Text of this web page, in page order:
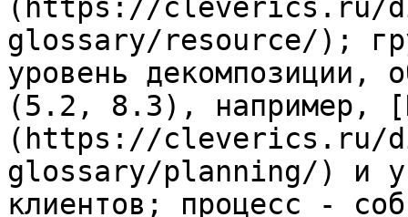
(https://cleverics.ru/
glossary/resource/);
уровень декомпозиции,
(5.2, 8.3), например,
(https://cleverics.ru/
glossary/planning/) и
клиентов; процесс -